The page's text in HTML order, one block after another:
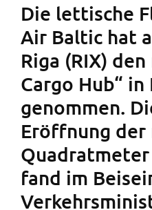
Die lettische
Air Baltic hat
Riga (RIX)
Cargo Hub“
genommen.
Eröffnung der
fand im